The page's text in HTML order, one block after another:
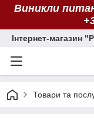
Виникли
Інтернет-магазин
Товари та